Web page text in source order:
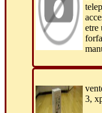
etre
3,